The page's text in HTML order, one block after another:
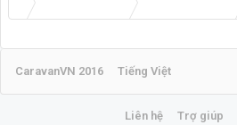
CaravanVN 2016 Tiếng Việt
Liên hệ Trợ giúp